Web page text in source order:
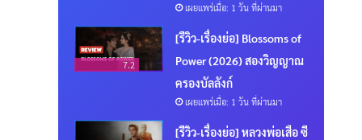
เผยแพร่เมื่อ: 1 วัน ที่ผ่านมา
7.2
[รีวิว-เรื่องย่อ] Blossoms of
Power (2026) สองวิญญาณ
ครองบัลลังก์
เผยแพร่เมื่อ: 1 วัน ที่ผ่านมา
[รีวิว-เรื่องย่อ] หลวงพ่อเสือ ซี